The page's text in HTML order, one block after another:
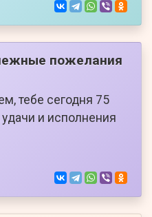
пожелания
тебе сегодня 75
и исполнения